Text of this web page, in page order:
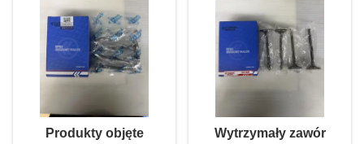
Produkty objęte
Wytrzymały zawór